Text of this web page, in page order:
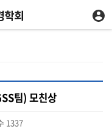
팀) 모친상
1337